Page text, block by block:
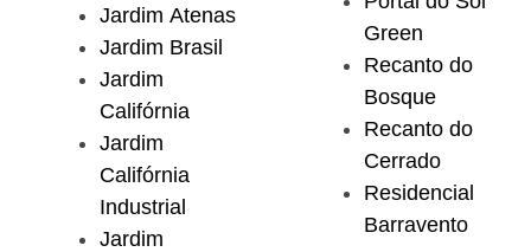
Jardim Atenas
Jardim Brasil
Jardim
Califórnia
Jardim
Califórnia
Industrial
Jardim
Green
Recanto do
Bosque
Recanto do
Cerrado
Residencial
Barravento